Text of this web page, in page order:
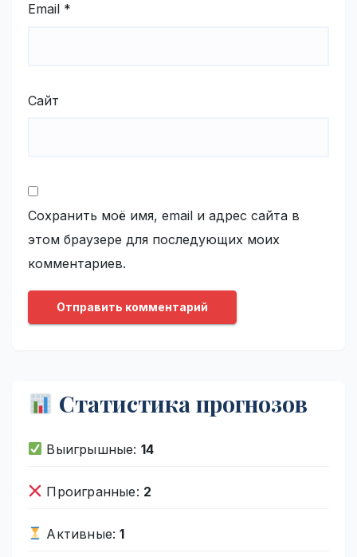
Email *
Сайт
Сохранить моё имя, email и адрес сайта в
этом браузере для последующих моих
комментариев.
Статистика прогнозов
Выигрышные: 14
Проигранные: 2
Активные:1